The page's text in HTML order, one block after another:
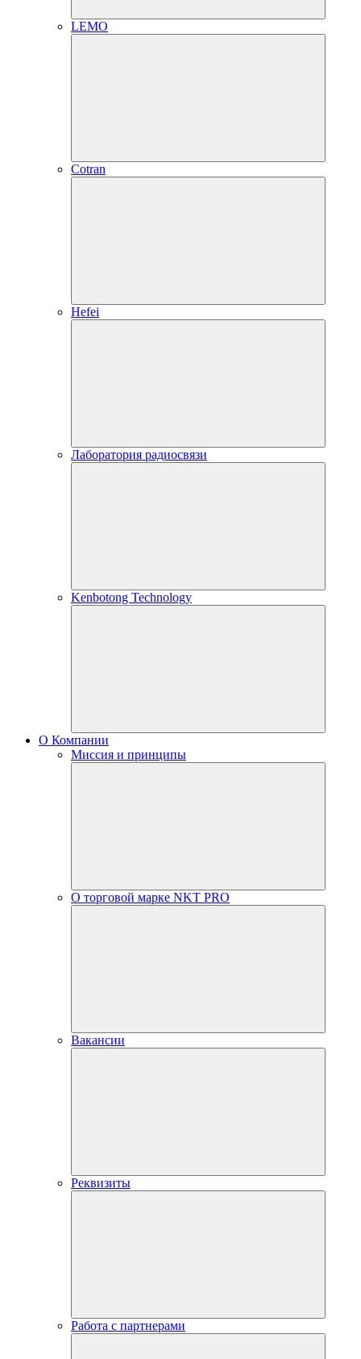
LEMO
Cotran
Hefei
Лаборатория радиосвязи
Kenbotong Technology
О Компании
Миссия и принципы
О торговой марке NKT PRO
Вакансии
Реквизиты
Работа с партнерами